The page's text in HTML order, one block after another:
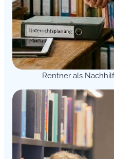
Rentner als